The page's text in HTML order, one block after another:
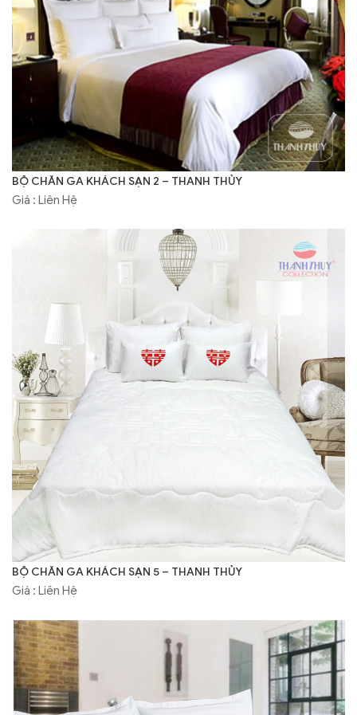
BỘ CHĂN GA KHÁCH SẠN 2 – THANH THỦY
Giá : Liên Hệ
BỘ CHĂN GA KHÁCH SẠN 5 – THANH THỦY
Giá : Liên Hệ